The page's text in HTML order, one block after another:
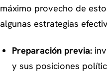
máximo provecho de
algunas estrategias
Preparación previa:
y sus posiciones